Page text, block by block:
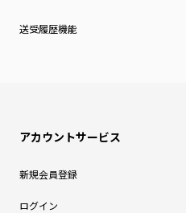
送受履歴機能
アカウントサービス
新規会員登録
ログイン